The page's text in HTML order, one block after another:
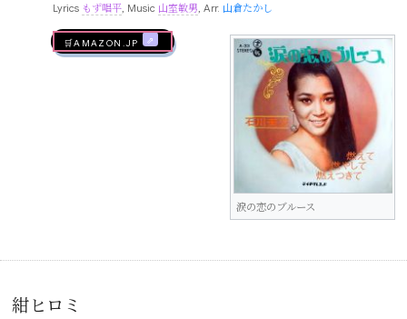
Lyrics もず唱平, Music 山室敏男 , Arr. 山倉たかし
涙の恋のブルース
🛒AMAZON.jp
紺ヒロミ